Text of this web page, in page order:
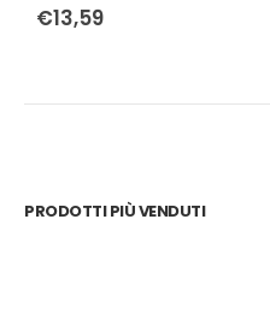
0Su 5
€13,59
PRODOTTI PIÙ VENDUTI